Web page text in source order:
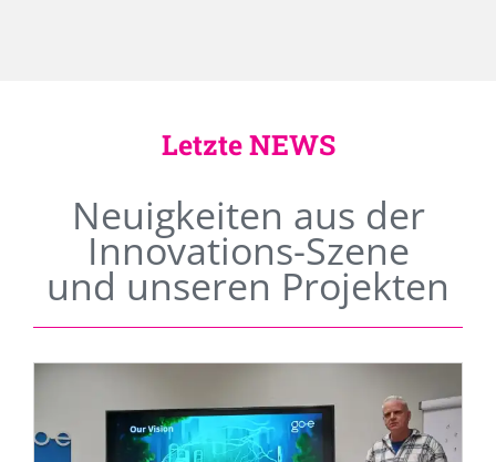
Letzte NEWS
Neuigkeiten aus der
Innovations-Szene
und unseren Projekten